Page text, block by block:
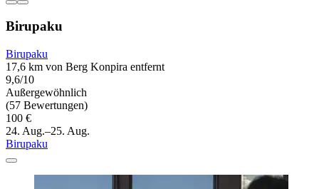
Birupaku
Birupaku
17,6 km von Berg Konpira entfernt
9,6/10
Außergewöhnlich
(57 Bewertungen)
100 €
24. Aug.–25. Aug.
Birupaku